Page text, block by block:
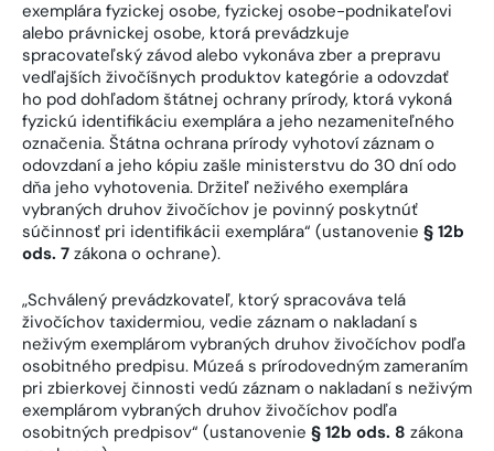
exemplára fyzickej osobe, fyzickej osobe-podnikateľovi
alebo právnickej osobe, ktorá prevádzkuje
spracovateľský závod alebo vykonáva zber a prepravu
vedľajších živočíšnych produktov kategórie a odovzdať
ho pod dohľadom štátnej ochrany prírody, ktorá vykoná
fyzickú identifikáciu exemplára a jeho nezameniteľného
označenia. Štátna ochrana prírody vyhotoví záznam o
odovzdaní a jeho kópiu zašle ministerstvu do 30 dní odo
dňa jeho vyhotovenia. Držiteľ neživého exemplára
vybraných druhov živočíchov je povinný poskytnúť
súčinnosť pri identifikácii exemplára“ (ustanovenie § 12b
ods. 7 zákona o ochrane).
„Schválený prevádzkovateľ, ktorý spracováva telá
živočíchov taxidermiou, vedie záznam o nakladaní s
neživým exemplárom vybraných druhov živočíchov podľa
osobitného predpisu. Múzeá s prírodovedným zameraním
pri zbierkovej činnosti vedú záznam o nakladaní s neživým
exemplárom vybraných druhov živočíchov podľa
osobitných predpisov“ (ustanovenie § 12b ods. 8 zákona